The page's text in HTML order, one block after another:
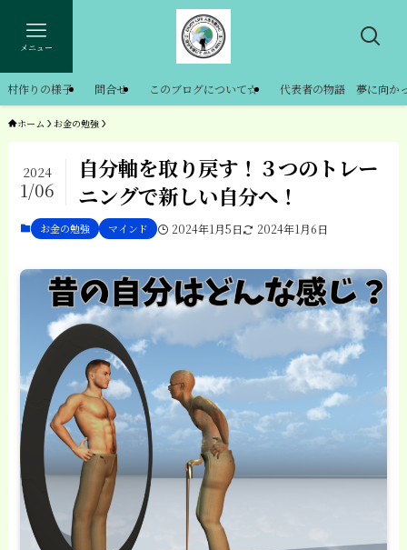
メニュー
村作りの様子 問合せ このブログについて☆ 代表者の物語 夢に向か
ホーム お金の勉強
自分軸を取り戻す！３つのトレー
ニングで新しい自分へ！
2024
1/06
お金の勉強 マインド 2024年1月5日 2024年1月6日